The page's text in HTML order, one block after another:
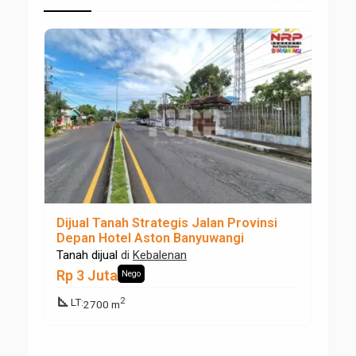
Dijual Tanah Strategis Jalan Provinsi
Depan Hotel Aston Banyuwangi
Tanah dijual di Kebalenan
Rp 3 Juta Nego
square_footLT:2700 m2